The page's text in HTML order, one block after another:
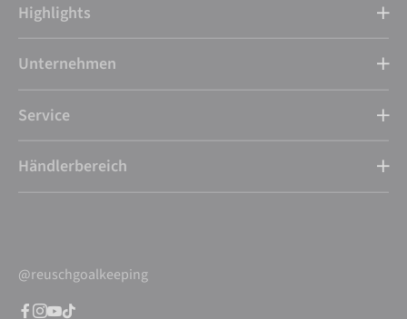
Highlights
Unternehmen
Service
Händlerbereich
@reuschgoalkeeping